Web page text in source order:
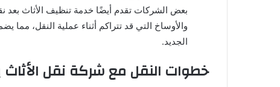
بعض الشركات تقدم أيضًا خدمة تنظيف الأثاث بعد
والأوساخ التي قد تتراكم أثناء عملية النقل، مما
الجديد.
خطوات النقل مع شركة نقل